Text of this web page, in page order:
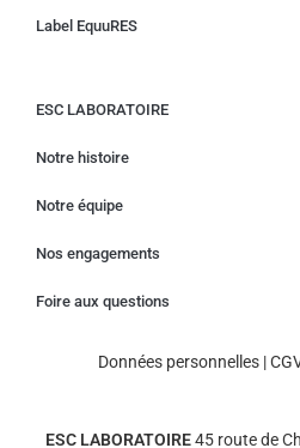
Label EquuRES
ESC LABORATOIRE
Notre histoire
Notre équipe
Nos engagements
Foire aux questions
Données personnelles|
ESC LABORATOIRE45 route de